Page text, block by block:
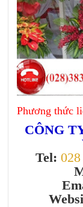
Phương thức
CÔNG
Tel: